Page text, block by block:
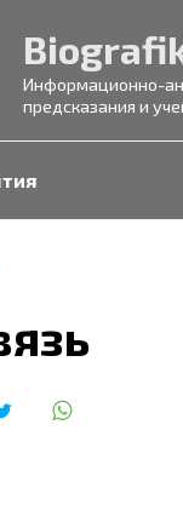
Информационно-
предсказания и